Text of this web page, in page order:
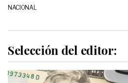
NACIONAL
Selección del editor: